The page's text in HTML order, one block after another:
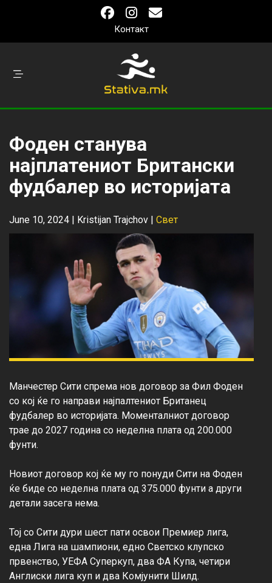
Контакт
Фоден станува
најплатениот Британски
фудбалер во историјата
June 10, 2024 | Kristijan Trajchov | Свет
Манчестер Сити спрема нов договор за Фил Фоден
со кој ќе го направи најпалтениот Британец
фудбалер во историјата. Моменталниот договор
трае до 2027 година со неделна плата од 200.000
фунти.
Новиот договор кој ќе му го понуди Сити на Фоден
ќе биде со неделна плата од 375.000 фунти а други
детали засега нема.
Тој со Сити дури шест пати освои Премиер лига,
една Лига на шампиони, едно Светско клупско
првенство, УЕФА Суперкуп, два ФА Купа, четири
Англиски лига куп и два Комјунити Шилд.